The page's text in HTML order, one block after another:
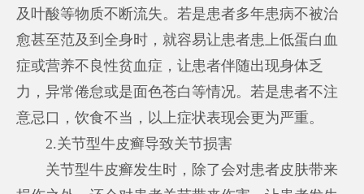
及叶酸等物质不断流失。若是患者多年患病不被治
愈甚至范及到全身时，就容易让患者患上低蛋白血
症或营养不良性贫血症，让患者伴随出现身体乏
力，异常倦怠或是面色苍白等情况。若是患者不注
意忌口，饮食不当，以上症状表现会更为严重。
2.关节型牛皮癣导致关节损害
关节型牛皮癣发生时，除了会对患者皮肤带来